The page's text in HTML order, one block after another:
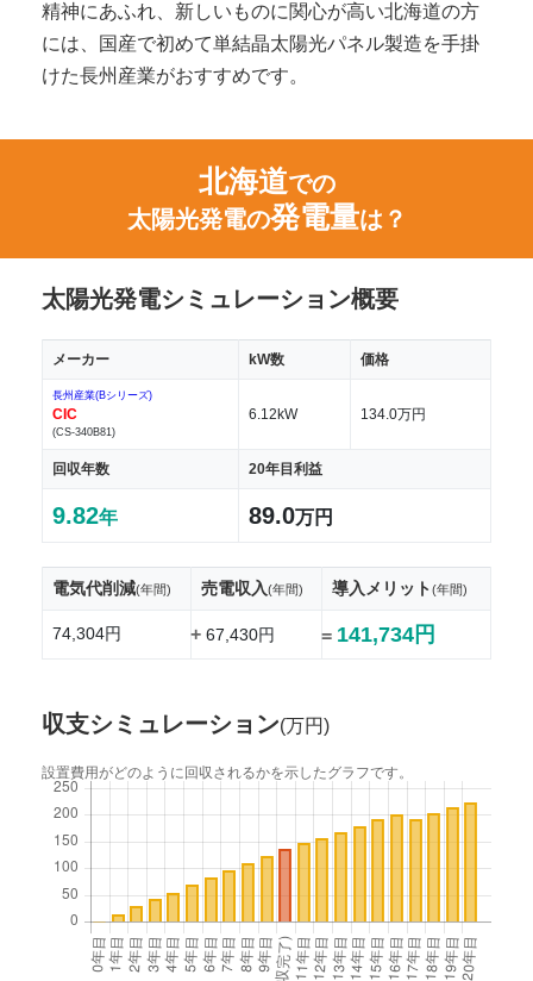
精神にあふれ、新しいものに関心が高い北海道の方
には、国産で初めて単結晶太陽光パネル製造を手掛
けた長州産業がおすすめです。
北海道での
太陽光発電の発電量は？
太陽光発電シミュレーション概要
メーカー kW数 価格
長州産業(Bシリーズ)
CIC
(CS-340B81)
6.12kW 134.0万円
回収年数 20年目利益
9.82年 89.0万円
電気代削減(年間) 売電収入(年間) 導入メリット(年間)
74,304円 +67,430円 = 141,734円
収支シミュレーション(万円)
設置費用がどのように回収されるかを示したグラフです。